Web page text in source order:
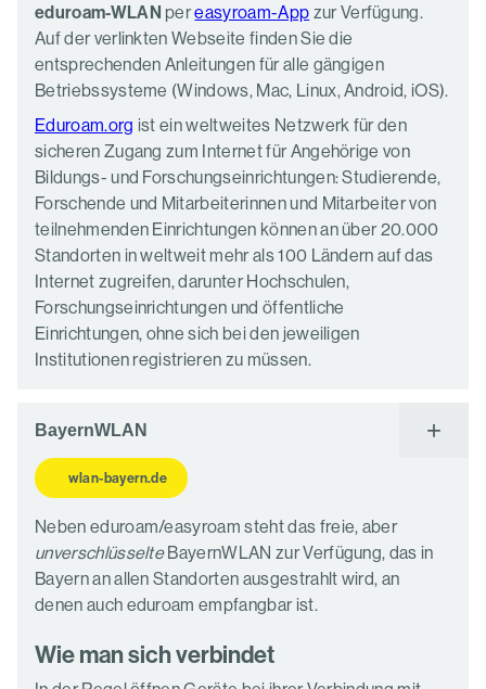
eduroam-WLAN pereasyroam-App zur Verfügung.
Auf der verlinkten Webseite finden Sie die
entsprechenden Anleitungen für alle gängigen
Betriebssysteme (Windows, Mac, Linux, Android, iOS).
Eduroam.org ist ein weltweites Netzwerk für den
sicheren Zugang zum Internet für Angehörige von
Bildungs- und Forschungseinrichtungen: Studierende,
Forschende und Mitarbeiterinnen und Mitarbeiter von
teilnehmenden Einrichtungen können an über 20.000
Standorten in weltweit mehr als 100 Ländern auf das
Internet zugreifen, darunter Hochschulen,
Forschungseinrichtungen und öffentliche
Einrichtungen, ohne sich bei den jeweiligen
Institutionen registrieren zu müssen.
BayernWLAN
wlan-bayern.de
Neben eduroam/easyroam steht das freie, aber
unverschlüsselteBayernWLAN zur Verfügung, das in
Bayern an allen Standorten ausgestrahlt wird, an
denen auch eduroam empfangbar ist.
Wie man sich verbindet